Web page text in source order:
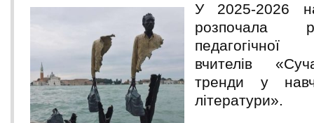
У 2025-2026
розпочала
вчителів
тренди у
літератури».